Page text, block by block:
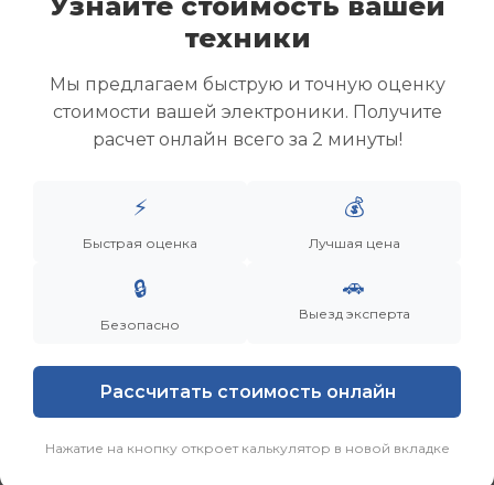
Скупка ноутбуков
Скупка ультрабуков
Скупка рабочих ноутбуков
Скупка старых ноутбуков (б/у)
Скупка внешних жестких дисков
Заказать Смотреть еще
техники
Мы предлагаем быструю и точную оценку
стоимости вашей электроники. Получите
расчет онлайн всего за 2 минуты!
⚡
Быстрая оценка
💰
Лучшая цена
🔒
Безопасно
🚗
Выезд эксперта
Рассчитать стоимость онлайн
Нажатие на кнопку откроет калькулятор в новой вкладке